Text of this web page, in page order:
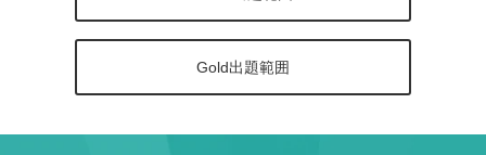
Gold出題範囲